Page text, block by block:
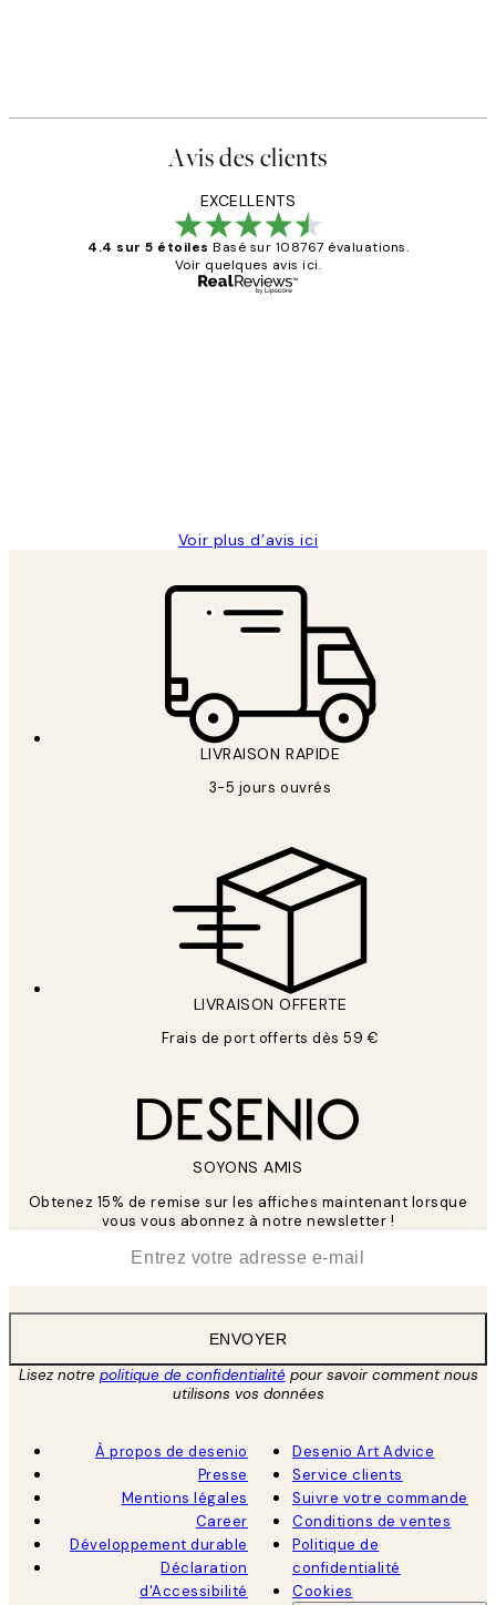
Avis des clients
EXCELLENTS
4.4 sur 5 étoiles Basé sur 108767 évaluations.
Voir quelques avis ici.
Voir plus d’avis ici
LIVRAISON RAPIDE
3-5 jours ouvrés
LIVRAISON OFFERTE
Frais de port offerts dès 59 €
SOYONS AMIS
Obtenez 15% de remise sur les affiches maintenant lorsque
vous vous abonnez à notre newsletter !
ENVOYER
Lisez notre politique de confidentialitépour savoir comment nous
utilisons vos données
À propos de desenio
Presse
Mentions légales
Career
Développement durable
Déclaration
d'Accessibilité
Desenio Art Advice
Service clients
Suivre votre commande
Conditions de ventes
Politique de
confidentialité
Cookies